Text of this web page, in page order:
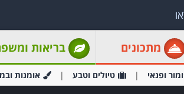
מתכונים בריאות
ופנאי טיולים וטבע אומנות